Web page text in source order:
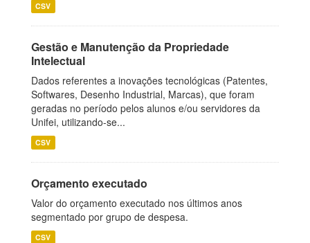
CSV
Gestão e Manutenção da Propriedade
Intelectual
Dados referentes a inovações tecnológicas (Patentes,
Softwares, Desenho Industrial, Marcas), que foram
geradas no período pelos alunos e/ou servidores da
Unifei, utilizando-se...
CSV
Orçamento executado
Valor do orçamento executado nos últimos anos
segmentado por grupo de despesa.
CSV